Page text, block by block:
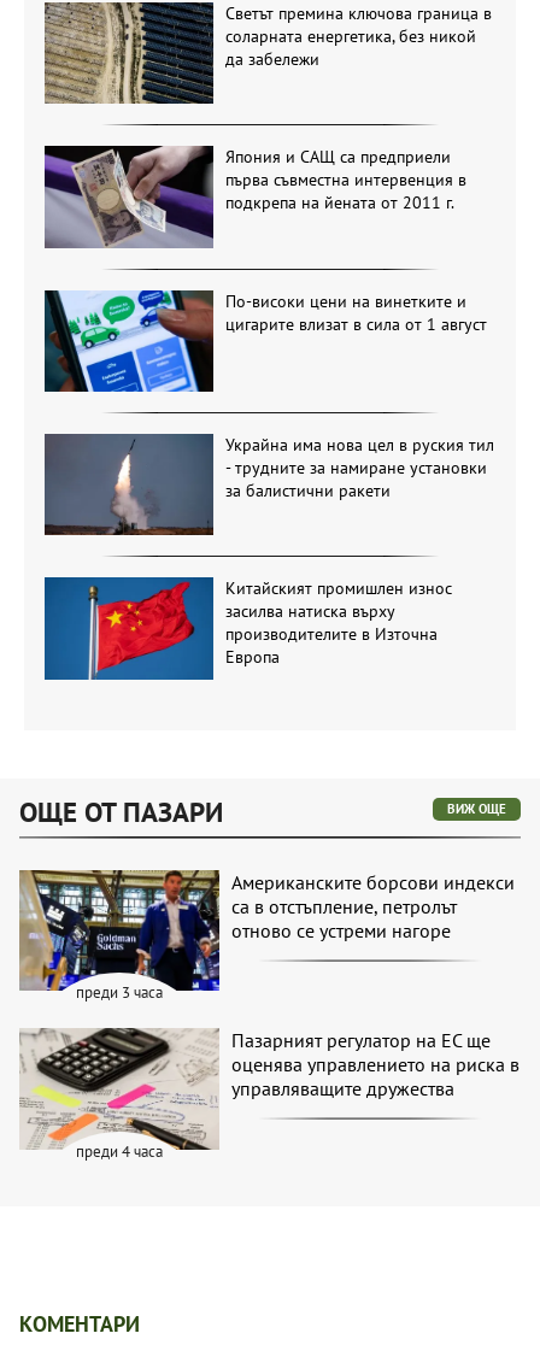
Светът премина ключова граница в
соларната енергетика, без никой
да забележи
Япония и САЩ са предприели
първа съвместна интервенция в
подкрепа на йената от 2011 г.
По-високи цени на винетките и
цигарите влизат в сила от 1 август
Украйна има нова цел в руския тил
- трудните за намиране установки
за балистични ракети
Китайският промишлен износ
засилва натиска върху
производителите в Източна
Европа
ОЩЕ ОТ ПАЗАРИ ВИЖ ОЩЕ
преди 3 часа
Американските борсови индекси
са в отстъпление, петролът
отново се устреми нагоре
преди 4 часа
Пазарният регулатор на ЕС ще
оценява управлението на риска в
управляващите дружества
КОМЕНТАРИ